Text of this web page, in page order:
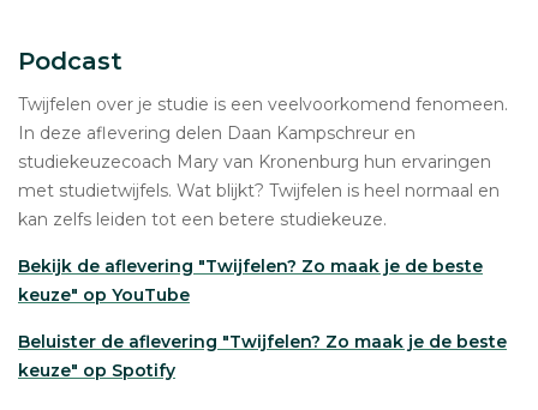
Podcast
Twijfelen over je studie is een veelvoorkomend fenomeen.
In deze aflevering delen Daan Kampschreur en
studiekeuzecoach Mary van Kronenburg hun ervaringen
met studietwijfels. Wat blijkt? Twijfelen is heel normaal en
kan zelfs leiden tot een betere studiekeuze.
Bekijk de aflevering "Twijfelen? Zo maak je de beste
keuze" op YouTube
Beluister de aflevering "Twijfelen? Zo maak je de beste
keuze" op Spotify